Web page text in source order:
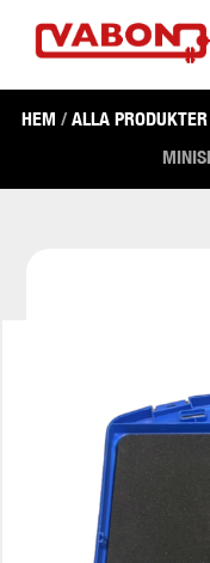
HEM /ALLA PRODUKTER